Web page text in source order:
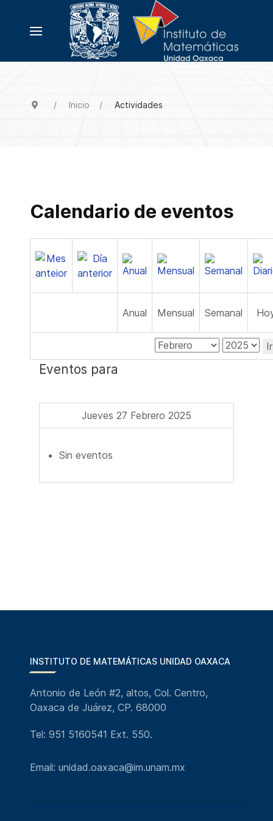
Inicio Actividades
Calendario de eventos
Anual Mensual Semanal
Eventos para
Jueves 27 Febrero 2025
Sin eventos
INSTITUTO DE MATEMÁTICAS UNIDAD OAXACA
Antonio de León #2, altos, Col. Centro,
Oaxaca de Juárez, CP. 68000
Tel: 951 5160541 Ext. 550.
Email: unidad.oaxaca@im.unam.mx